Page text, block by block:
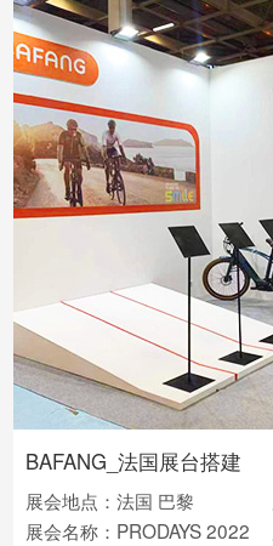
BAFANG_法国展台搭建
展会地点：法国 巴黎
展会名称：PRODAYS 2022